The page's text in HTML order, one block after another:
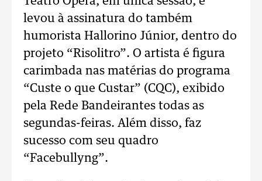
levou à assinatura do também
humorista Hallorino Júnior, dentro do
projeto “Risolitro”. O artista é figura
carimbada nas matérias do programa
“Custe o que Custar” (CQC), exibido
pela Rede Bandeirantes todas as
segundas-feiras. Além disso, faz
sucesso com seu quadro
“Facebullyng”.